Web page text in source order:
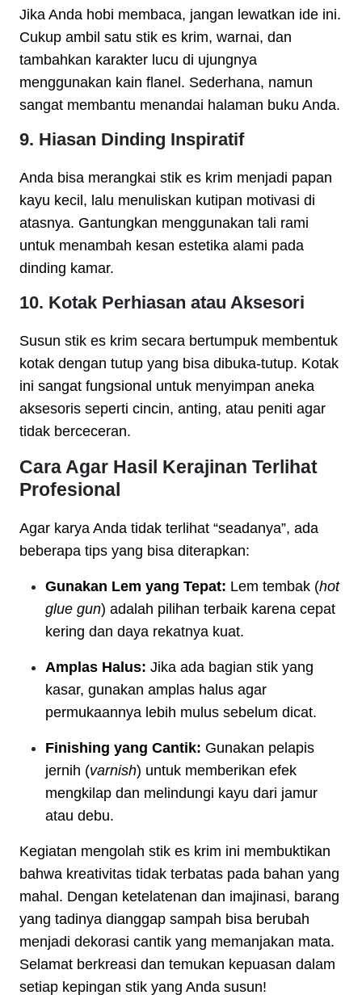
Jika Anda hobi membaca, jangan lewatkan ide ini.
Cukup ambil satu stik es krim, warnai, dan
tambahkan karakter lucu di ujungnya
menggunakan kain flanel. Sederhana, namun
sangat membantu menandai halaman buku Anda.
9. Hiasan Dinding Inspiratif
Anda bisa merangkai stik es krim menjadi papan
kayu kecil, lalu menuliskan kutipan motivasi di
atasnya. Gantungkan menggunakan tali rami
untuk menambah kesan estetika alami pada
dinding kamar.
10. Kotak Perhiasan atau Aksesori
Susun stik es krim secara bertumpuk membentuk
kotak dengan tutup yang bisa dibuka-tutup. Kotak
ini sangat fungsional untuk menyimpan aneka
aksesoris seperti cincin, anting, atau peniti agar
tidak berceceran.
Cara Agar Hasil Kerajinan Terlihat
Profesional
Agar karya Anda tidak terlihat “seadanya”, ada
beberapa tips yang bisa diterapkan:
Gunakan Lem yang Tepat: Lem tembak (hot
glue gun) adalah pilihan terbaik karena cepat
kering dan daya rekatnya kuat.
Amplas Halus: Jika ada bagian stik yang
kasar, gunakan amplas halus agar
permukaannya lebih mulus sebelum dicat.
Finishing yang Cantik: Gunakan pelapis
jernih (varnish) untuk memberikan efek
mengkilap dan melindungi kayu dari jamur
atau debu.
Kegiatan mengolah stik es krim ini membuktikan
bahwa kreativitas tidak terbatas pada bahan yang
mahal. Dengan ketelatenan dan imajinasi, barang
yang tadinya dianggap sampah bisa berubah
menjadi dekorasi cantik yang memanjakan mata.
Selamat berkreasi dan temukan kepuasan dalam
setiap kepingan stik yang Anda susun!